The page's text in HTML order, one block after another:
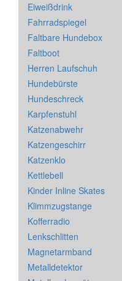
Eiweißdrink
Fahrradspiegel
Faltbare Hundebox
Faltboot
Herren Laufschuh
Hundebürste
Hundeschreck
Karpfenstuhl
Katzenabwehr
Katzengeschirr
Katzenklo
Kettlebell
Kinder Inline Skates
Klimmzugstange
Kofferradio
Lenkschlitten
Magnetarmband
Metalldetektor